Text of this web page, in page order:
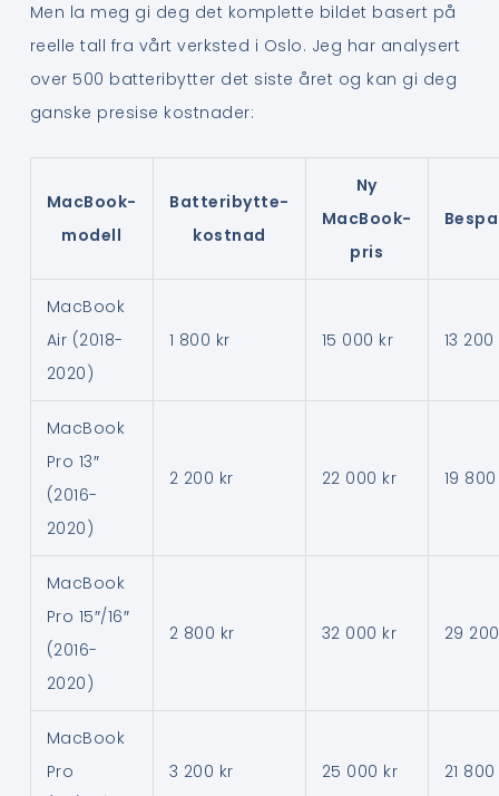
Men la meg gi deg det komplette bildet basert på
reelle tall fra vårt verksted i Oslo. Jeg har analysert
over 500 batteribytter det siste året og kan gi deg
ganske presise kostnader:
MacBook-
modell
Batteribytte-
kostnad
Ny
MacBook-
pris
MacBook
Air (2018-
2020)
1 800 kr 15 000 kr 13
MacBook
Pro 13″
(2016-
2020)
2 200 kr 22 000 kr 19
MacBook
Pro 15″/16″
(2016-
2020)
2 800 kr 32 000 kr 29
MacBook
Pro
3 200 kr 25 000 kr 21